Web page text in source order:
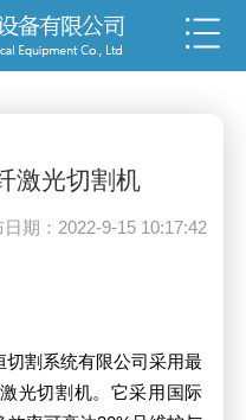
激光切割机
期：2022-9-15 10:17:42
切割系统有限公司采用最
光切割机。它采用国际